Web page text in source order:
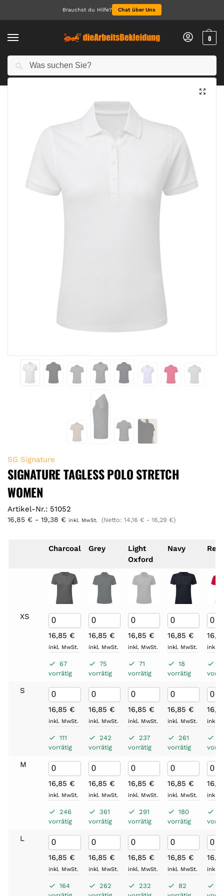
Brauchst du Hilfe? Chat über Uns
0
Start Arbeitskleidung Herren
SG Signature
SIGNATURE TAGLESS POLO STRETCH
WOMEN
Artikel-Nr.: 51052
16,85 € - 19,38 € inkl. MwSt. (Netto: 14,16 € - 16,29 €)
Charcoal Grey
Light
Oxford
Navy Red
XS
16,85 €
inkl. MwSt.
67
vorrätig
16,85 €
inkl. MwSt.
75
vorrätig
16,85 €
inkl. MwSt.
71
vorrätig
16,85 €
inkl. MwSt.
18
vorrätig
inkl.
S
16,85 €
inkl. MwSt.
111
vorrätig
16,85 €
inkl. MwSt.
242
vorrätig
16,85 €
inkl. MwSt.
237
vorrätig
16,85 €
inkl. MwSt.
261
vorrätig
inkl.
M
16,85 €
inkl. MwSt.
246
vorrätig
16,85 €
inkl. MwSt.
361
vorrätig
16,85 €
inkl. MwSt.
291
vorrätig
16,85 €
inkl. MwSt.
180
vorrätig
inkl.
L
16,85 €
inkl. MwSt.
164
16,85 €
inkl. MwSt.
262
16,85 €
inkl. MwSt.
232
16,85 €
inkl. MwSt.
82
inkl.